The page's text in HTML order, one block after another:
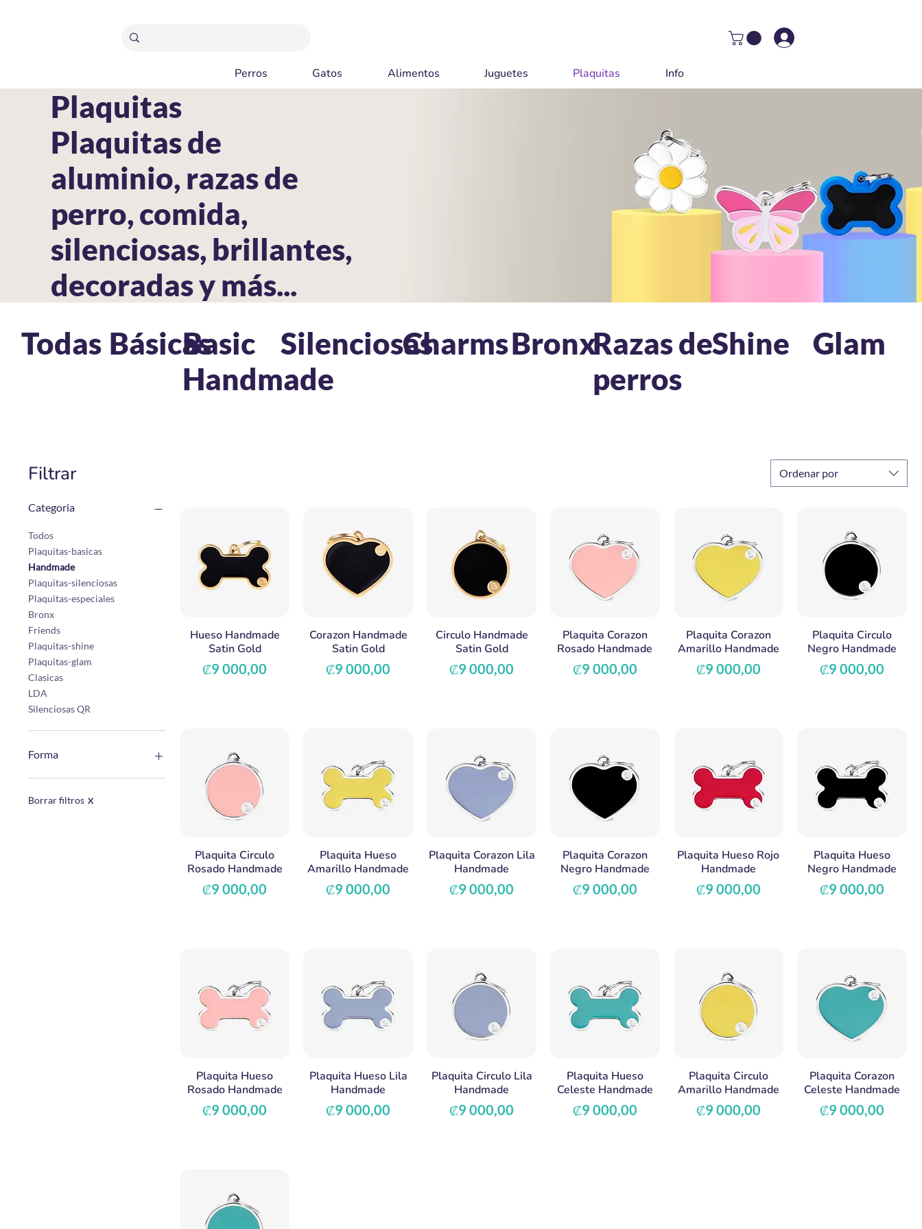
Perros Gatos Alimentos Juguetes Plaquitas Info
Plaquitas
Plaquitas de
aluminio, razas de
perro, comida,
silenciosas, brillantes,
decoradas y más...
Todas BásicasBasic
Handmade
SilenciosasCharmsBronxRazas de
perros
Shine Glam
Filtrar
Categoria
Todos
Plaquitas-basicas
Handmade
Plaquitas-silenciosas
Plaquitas-especiales
Bronx
Friends
Plaquitas-shine
Plaquitas-glam
Clasicas
LDA
Silenciosas QR
Forma
Circulo
Corazon
Borrar filtros X
Ordenar por
Hueso Handmade
Satin Gold
Precio
₡9 000,00
Corazon Handmade
Satin Gold
Precio
₡9 000,00
Circulo Handmade
Satin Gold
Precio
₡9 000,00
Plaquita Corazon
Rosado Handmade
Precio
₡9 000,00
Plaquita Corazon
Amarillo Handmade
Precio
₡9 000,00
Plaquita Circulo
Negro Handmade
Precio
₡9 000,00
Plaquita Circulo
Rosado Handmade
Precio
₡9 000,00
Plaquita Hueso
Amarillo Handmade
Precio
₡9 000,00
Plaquita Corazon Lila
Handmade
Precio
₡9 000,00
Plaquita Corazon
Negro Handmade
Precio
₡9 000,00
Plaquita Hueso Rojo
Handmade
Precio
₡9 000,00
Plaquita Hueso
Negro Handmade
Precio
₡9 000,00
Plaquita Hueso
Rosado Handmade
Precio
₡9 000,00
Plaquita Hueso Lila
Handmade
Precio
₡9 000,00
Plaquita Circulo Lila
Handmade
Precio
₡9 000,00
Plaquita Hueso
Celeste Handmade
Precio
₡9 000,00
Plaquita Circulo
Amarillo Handmade
Precio
₡9 000,00
Plaquita Corazon
Celeste Handmade
Precio
₡9 000,00